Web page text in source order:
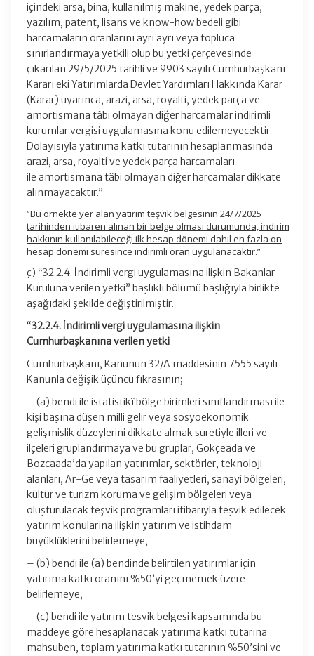
içindeki arsa, bina, kullanılmış makine, yedek parça,
yazılım, patent, lisans ve know-how bedeli gibi
harcamaların oranlarını ayrı ayrı veya topluca
sınırlandırmaya yetkili olup bu yetki çerçevesinde
çıkarılan 29/5/2025 tarihli ve 9903 sayılı Cumhurbaşkanı
Kararı eki Yatırımlarda Devlet Yardımları Hakkında Karar
(Karar) uyarınca, arazi, arsa, royalti, yedek parça ve
amortismana tâbi olmayan diğer harcamalar indirimli
kurumlar vergisi uygulamasına konu edilemeyecektir.
Dolayısıyla yatırıma katkı tutarının hesaplanmasında
arazi, arsa, royalti ve yedek parça harcamaları
ile amortismana tâbi olmayan diğer harcamalar dikkate
alınmayacaktır.”
“Bu örnekte yer alan yatırım teşvik belgesinin 24/7/2025
tarihinden itibaren alınan bir belge olması durumunda, indirim
hakkının kullanılabileceği ilk hesap dönemi dahil en fazla on
hesap dönemi süresince indirimli oran uygulanacaktır.”
ç) “32.2.4. İndirimli vergi uygulamasına ilişkin Bakanlar
Kuruluna verilen yetki” başlıklı bölümü başlığıyla birlikte
aşağıdaki şekilde değiştirilmiştir.
“32.2.4. İndirimli vergi uygulamasına ilişkin
Cumhurbaşkanına verilen yetki
Cumhurbaşkanı, Kanunun 32/A maddesinin 7555 sayılı
Kanunla değişik üçüncü fıkrasının;
– (a) bendi ile istatistikî bölge birimleri sınıflandırması ile
kişi başına düşen milli gelir veya sosyoekonomik
gelişmişlik düzeylerini dikkate almak suretiyle illeri ve
ilçeleri gruplandırmaya ve bu gruplar, Gökçeada ve
Bozcaada’da yapılan yatırımlar, sektörler, teknoloji
alanları, Ar-Ge veya tasarım faaliyetleri, sanayi bölgeleri,
kültür ve turizm koruma ve gelişim bölgeleri veya
oluşturulacak teşvik programları itibarıyla teşvik edilecek
yatırım konularına ilişkin yatırım ve istihdam
büyüklüklerini belirlemeye,
– (b) bendi ile (a) bendinde belirtilen yatırımlar için
yatırıma katkı oranını %50’yi geçmemek üzere
belirlemeye,
– (c) bendi ile yatırım teşvik belgesi kapsamında bu
maddeye göre hesaplanacak yatırıma katkı tutarına
mahsuben, toplam yatırıma katkı tutarının %50’sini ve